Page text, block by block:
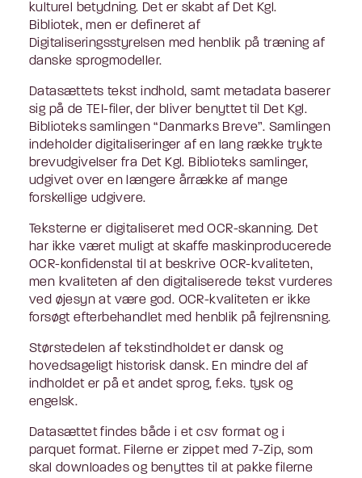
kulturel betydning. Det er skabt af Det Kgl.
Bibliotek, men er defineret af
Digitaliseringsstyrelsen med henblik på træning af
danske sprogmodeller.
Datasættets tekst indhold, samt metadata baserer
sig på de TEI-filer, der bliver benyttet til Det Kgl.
Biblioteks samlingen “Danmarks Breve”. Samlingen
indeholder digitaliseringer af en lang række trykte
brevudgivelser fra Det Kgl. Biblioteks samlinger,
udgivet over en længere årrække af mange
forskellige udgivere.
Teksterne er digitaliseret med OCR-skanning. Det
har ikke været muligt at skaffe maskinproducerede
OCR-konfidenstal til at beskrive OCR-kvaliteten,
men kvaliteten af den digitaliserede tekst vurderes
ved øjesyn at være god. OCR-kvaliteten er ikke
forsøgt efterbehandlet med henblik på fejlrensning.
Størstedelen af tekstindholdet er dansk og
hovedsageligt historisk dansk. En mindre del af
indholdet er på et andet sprog, f.eks. tysk og
engelsk.
Datasættet findes både i et csv format og i
parquet format. Filerne er zippet med 7-Zip, som
skal downloades og benyttes til at pakke filerne